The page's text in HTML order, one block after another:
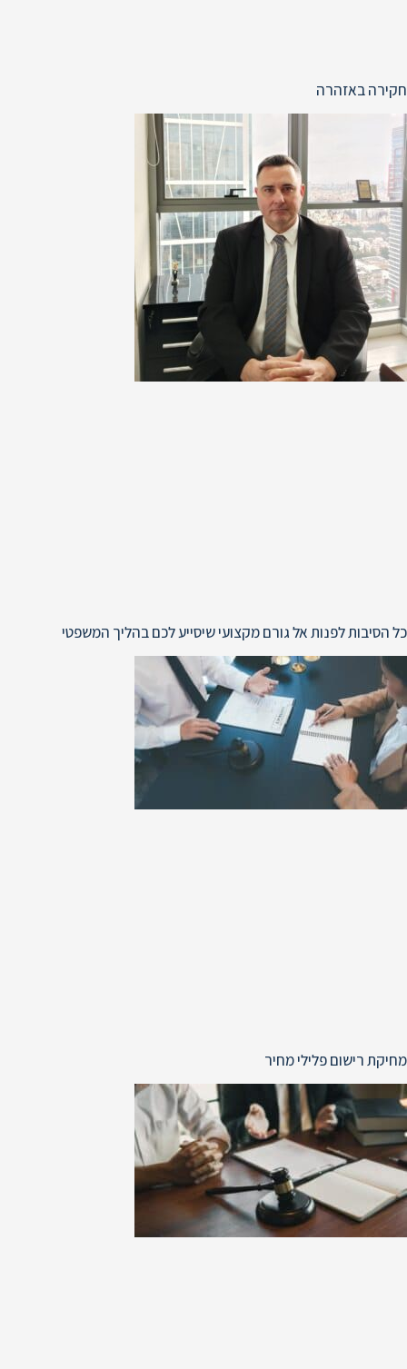
חקירה באזהרה
כל הסיבות לפנות אל גורם מקצועי שיסייע לכם בהליך המשפטי
מחיקת רישום פלילי מחיר